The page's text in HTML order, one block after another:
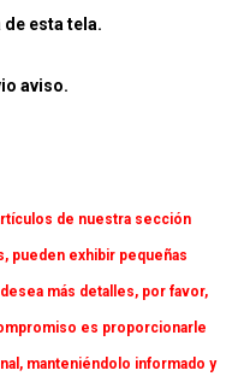
esta tela.
aviso.
de nuestra sección
pueden exhibir pequeñas
más detalles, por favor,
es proporcionarle
manteniéndolo informado y